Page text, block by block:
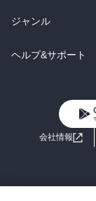
BL・TL
雑誌・グラビア
BL・TL
ラノベ
雑誌・グラビア
総合
ラノベ
ジャンル
コミック
ライトノベル
ヘルプ&サポート
よくあるご質問
会社情報